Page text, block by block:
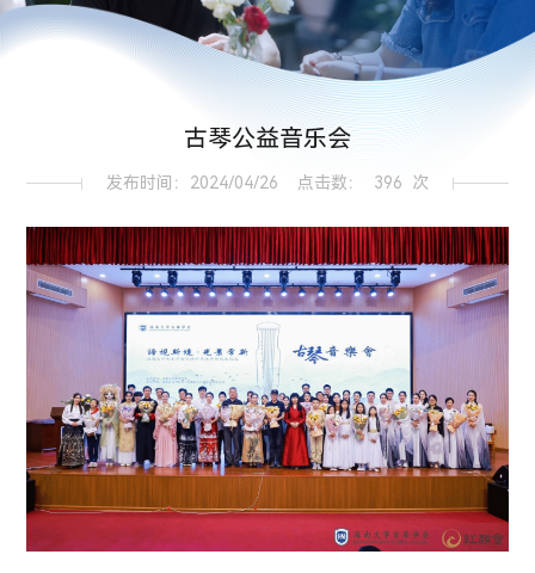
古琴公益音乐会
发布时间：2024/04/26 点击数： 396 次